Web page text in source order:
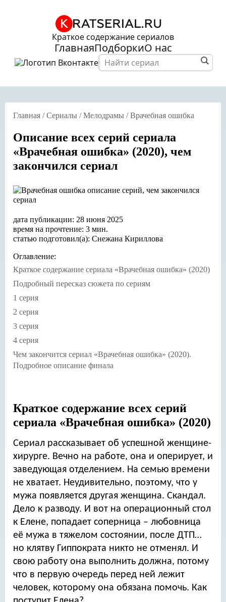
Краткое содержание сериалов
ГлавнаяПодборкиО нас
Главная /Сериалы /Мелодрамы /Врачебная ошибка
Описание всех серий сериала
«Врачебная ошибка» (2020), чем
закончился сериал
дата публикации: 28 июня 2025
время на прочтение: 3 мин.
статью подготовил(а): Снежана Кириллова
Оглавление:
Краткое содержание сериала «Врачебная ошибка» (2020)
Подробный пересказ сюжета по сериям
1 серия
2 серия
3 серия
4 серия
Чем закончится сериал «Врачебная ошибка» (2020).
Подробное описание финала
Краткое содержание всех серий
сериала «Врачебная ошибка» (2020)
Сериал рассказывает об успешной женщине-
хирурге. Вечно на работе, она и оперирует, и
заведующая отделением. На семью времени
не хватает. Неудивительно, поэтому, что у
мужа появляется другая женщина. Скандал.
Дело к разводу. И вот на операционный стол
к Елене, попадает соперница – любовница
её мужа в тяжелом состоянии, после ДТП…
но клятву Гиппократа никто не отменял. И
свою работу она выполнить должна, потому
что в первую очередь перед ней лежит
человек, которому она обязана помочь. Как